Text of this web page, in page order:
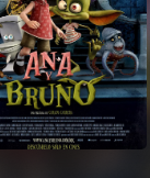
无观看影片的记录